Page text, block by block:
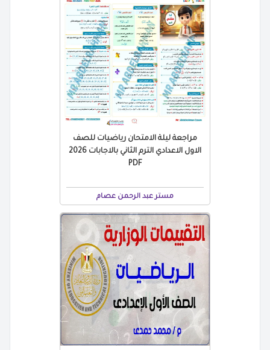
مراجعة ليلة الامتحان رياضيات للصف
الاول الاعدادي الترم الثاني بالاجابات 2026
PDF
مستر عبد الرحمن عصام